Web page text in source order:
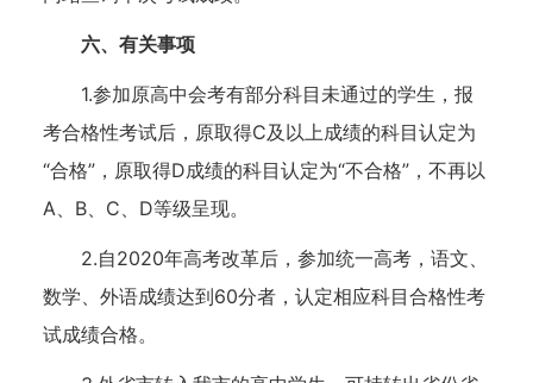
六、有关事项
1.参加原高中会考有部分科目未通过的学生，报
考合格性考试后，原取得C及以上成绩的科目认定为
“合格”，原取得D成绩的科目认定为“不合格”，不再以
A、B、C、D等级呈现。
2.自2020年高考改革后，参加统一高考，语文、
数学、外语成绩达到60分者，认定相应科目合格性考
试成绩合格。